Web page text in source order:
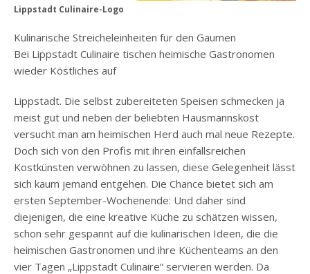
Lippstadt Culinaire-Logo
Kulinarische Streicheleinheiten für den Gaumen
Bei Lippstadt Culinaire tischen heimische Gastronomen
wieder Köstliches auf
Lippstadt. Die selbst zubereiteten Speisen schmecken ja
meist gut und neben der beliebten Hausmannskost
versucht man am heimischen Herd auch mal neue Rezepte.
Doch sich von den Profis mit ihren einfallsreichen
Kostkünsten verwöhnen zu lassen, diese Gelegenheit lässt
sich kaum jemand entgehen. Die Chance bietet sich am
ersten September-Wochenende: Und daher sind
diejenigen, die eine kreative Küche zu schätzen wissen,
schon sehr gespannt auf die kulinarischen Ideen, die die
heimischen Gastronomen und ihre Küchenteams an den
vier Tagen „Lippstadt Culinaire“ servieren werden. Da